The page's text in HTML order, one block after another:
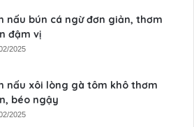
nấu bún cá ngừ đơn giản, thơm
đậm vị
2025
nấu xôi lòng gà tôm khô thơm
béo ngậy
2025